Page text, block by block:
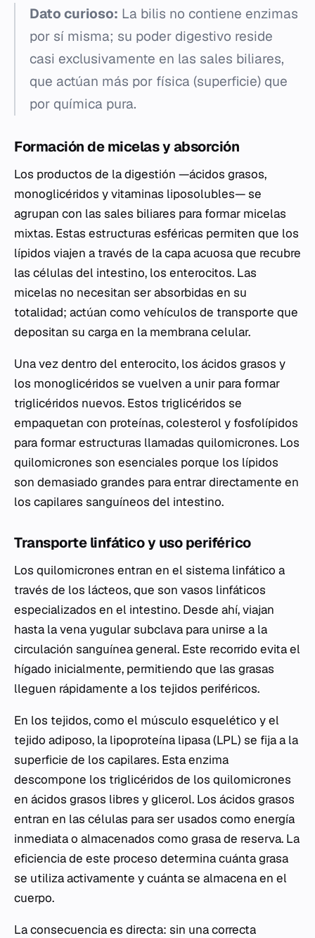
Dato curioso: La bilis no contiene enzimas
por sí misma; su poder digestivo reside
casi exclusivamente en las sales biliares,
que actúan más por física (superficie) que
por química pura.
Formación de micelas y absorción
Los productos de la digestión —ácidos grasos,
monoglicéridos y vitaminas liposolubles— se
agrupan con las sales biliares para formar micelas
mixtas. Estas estructuras esféricas permiten que los
lípidos viajen a través de la capa acuosa que recubre
las células del intestino, los enterocitos. Las
micelas no necesitan ser absorbidas en su
totalidad; actúan como vehículos de transporte que
depositan su carga en la membrana celular.
Una vez dentro del enterocito, los ácidos grasos y
los monoglicéridos se vuelven a unir para formar
triglicéridos nuevos. Estos triglicéridos se
empaquetan con proteínas, colesterol y fosfolípidos
para formar estructuras llamadas quilomicrones. Los
quilomicrones son esenciales porque los lípidos
son demasiado grandes para entrar directamente en
los capilares sanguíneos del intestino.
Transporte linfático y uso periférico
Los quilomicrones entran en el sistema linfático a
través de los lácteos, que son vasos linfáticos
especializados en el intestino. Desde ahí, viajan
hasta la vena yugular subclava para unirse a la
circulación sanguínea general. Este recorrido evita el
hígado inicialmente, permitiendo que las grasas
lleguen rápidamente a los tejidos periféricos.
En los tejidos, como el músculo esquelético y el
tejido adiposo, la lipoproteína lipasa (LPL) se fija a la
superficie de los capilares. Esta enzima
descompone los triglicéridos de los quilomicrones
en ácidos grasos libres y glicerol. Los ácidos grasos
entran en las células para ser usados como energía
inmediata o almacenados como grasa de reserva. La
eficiencia de este proceso determina cuánta grasa
se utiliza activamente y cuánta se almacena en el
cuerpo.
La consecuencia es directa: sin una correcta